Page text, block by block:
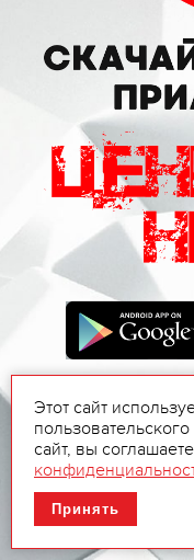
Этот сайт
сайт, вы
Принять